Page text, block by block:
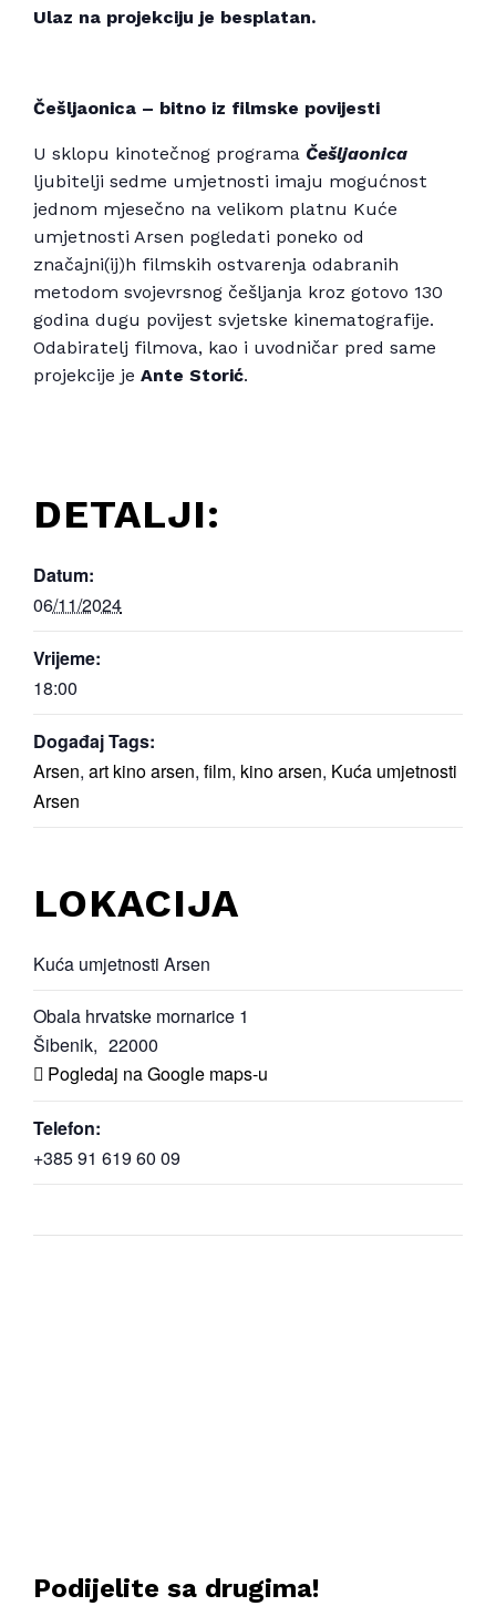
Ulaz na projekciju je besplatan.
Češljaonica – bitno iz filmske povijesti
U sklopu kinotečnog programa Češljaonica
ljubitelji sedme umjetnosti imaju mogućnost
jednom mjesečno na velikom platnu Kuće
umjetnosti Arsen pogledati poneko od
značajni(ij)h filmskih ostvarenja odabranih
metodom svojevrsnog češljanja kroz gotovo 130
godina dugu povijest svjetske kinematografije.
Odabiratelj filmova, kao i uvodničar pred same
projekcije je Ante Storić.
DETALJI:
Datum:
06/11/2024
Vrijeme:
18:00
Događaj Tags:
Arsen, art kino arsen, film, kino arsen, Kuća umjetnosti
Arsen
LOKACIJA
Kuća umjetnosti Arsen
Obala hrvatske mornarice 1
Šibenik, 22000
Pogledaj na Google maps-u
Telefon:
+385 91 619 60 09
Podijelite sa drugima!